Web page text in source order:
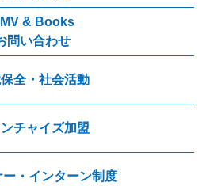
& Books
問い合わせ
全・社会活動
チャイズ加盟
ー・インターン制度